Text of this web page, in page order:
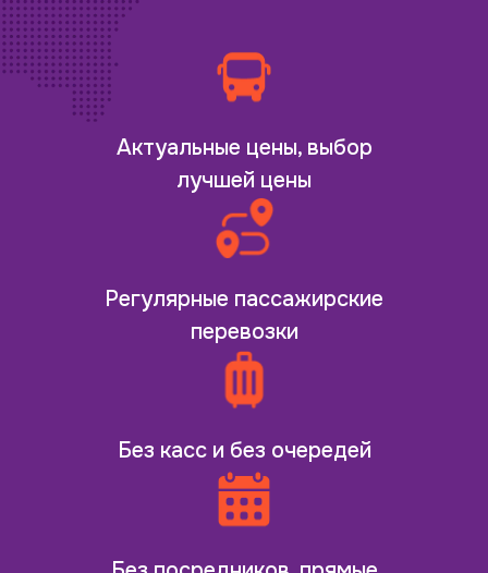
Актуальные цены, выбор
лучшей цены
Регулярные пассажирские
перевозки
Без касс и без очередей